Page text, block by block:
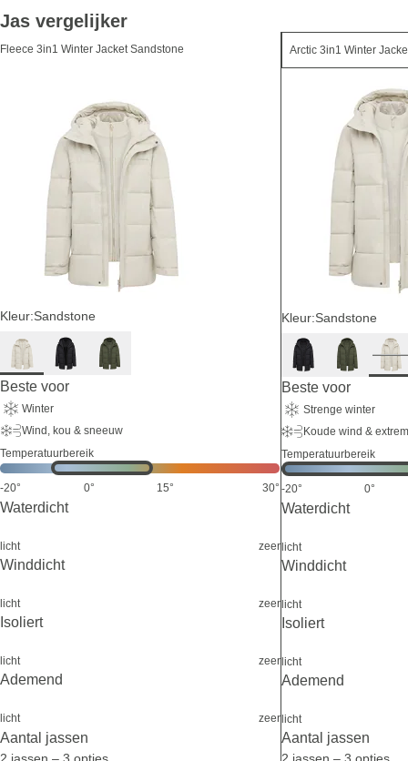
Jas vergelijker
Fleece 3in1 Winter Jacket Sandstone
Kleur:Sandstone
Beste voor
Winter
Wind, kou & sneeuw
Temperatuurbereik
-20° 0° 15° 30°
Waterdicht
licht zeer
Winddicht
licht zeer
Isoliert
licht zeer
Ademend
licht zeer
Aantal jassen
2 jassen – 3 opties
Kleur:Sandstone
Beste voor
Strenge winter
Koude wind &
Temperatuurbereik
-20° 0°
Waterdicht
licht
Winddicht
licht
Isoliert
licht
Ademend
licht
Aantal jassen